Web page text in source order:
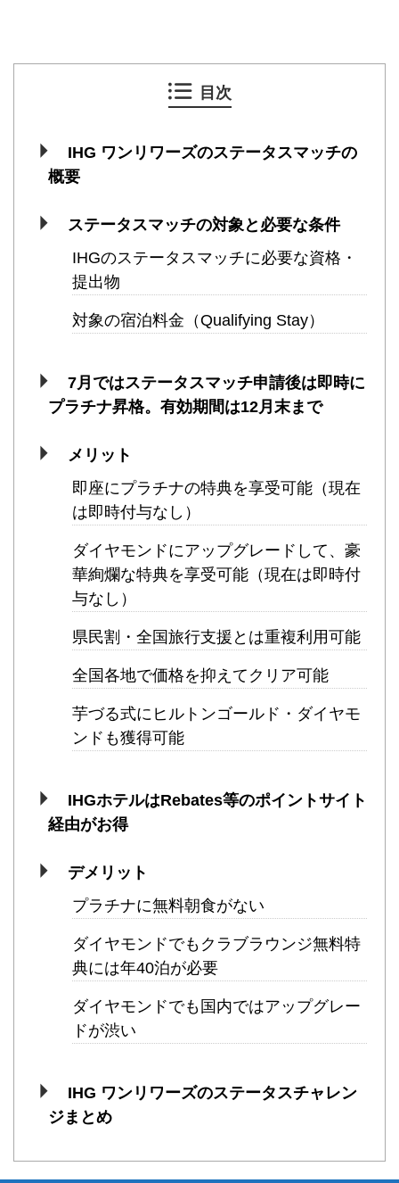
目次
IHG ワンリワーズのステータスマッチの
概要
ステータスマッチの対象と必要な条件
IHGのステータスマッチに必要な資格・
提出物
対象の宿泊料金（Qualifying Stay）
7月ではステータスマッチ申請後は即時に
プラチナ昇格。有効期間は12月末まで
メリット
即座にプラチナの特典を享受可能（現在
は即時付与なし）
ダイヤモンドにアップグレードして、豪
華絢爛な特典を享受可能（現在は即時付
与なし）
県民割・全国旅行支援とは重複利用可能
全国各地で価格を抑えてクリア可能
芋づる式にヒルトンゴールド・ダイヤモ
ンドも獲得可能
IHGホテルはRebates等のポイントサイト
経由がお得
デメリット
プラチナに無料朝食がない
ダイヤモンドでもクラブラウンジ無料特
典には年40泊が必要
ダイヤモンドでも国内ではアップグレー
ドが渋い
IHG ワンリワーズのステータスチャレン
ジまとめ